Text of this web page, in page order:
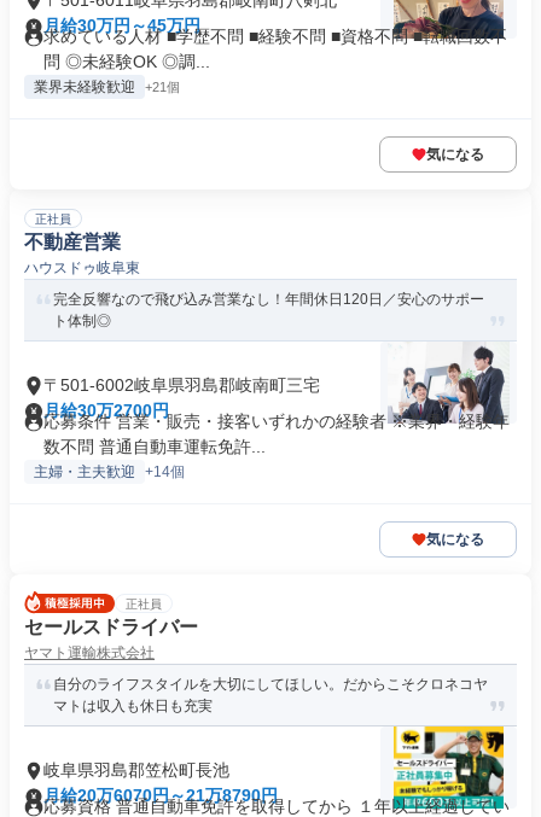
月給30万円～45万円
求めている人材 ■学歴不問 ■経験不問 ■資格不問 ■転職回数不
問 ◎未経験OK ◎調...
業界未経験歓迎 +21個
気になる
正社員
不動産営業
ハウスドゥ岐阜東
完全反響なので飛び込み営業なし！年間休日120日／安心のサポー
ト体制◎
〒501-6002岐阜県羽島郡岐南町三宅
月給30万2700円
応募条件 営業・販売・接客いずれかの経験者 ※業界・経験年
数不問 普通自動車運転免許...
主婦・主夫歓迎 +14個
気になる
正社員
セールスドライバー
ヤマト運輸株式会社
自分のライフスタイルを大切にしてほしい。だからこそクロネコヤ
マトは収入も休日も充実
岐阜県羽島郡笠松町長池
月給20万6070円～21万8790円
応募資格 普通自動車免許を取得してから １年以上経過してい